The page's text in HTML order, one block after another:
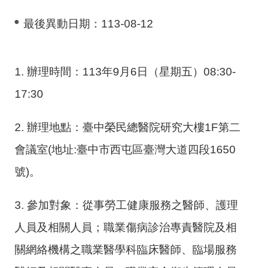
最後異動日期： 113-08-12
1. 辦理時間：113年9月6日（星期五）08:30-
17:30
2. 辦理地點：臺中榮民總醫院研究大樓1F第二
會議室(地址:臺中市西屯區臺灣大道四段1650
號)。
3. 參加對象：從事勞工健康服務之醫師、護理
人員及相關人員；職業傷病診治專責醫院及相
關網絡機構之職業醫學科臨床醫師、臨場服務